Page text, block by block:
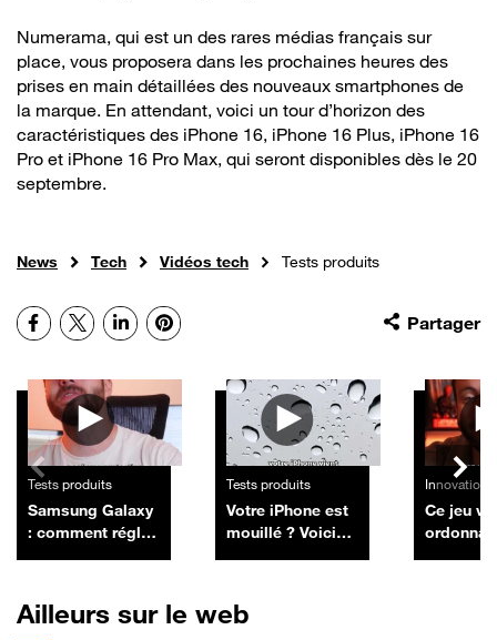
Numerama, qui est un des rares médias français sur
place, vous proposera dans les prochaines heures des
prises en main détaillées des nouveaux smartphones de
la marque. En attendant, voici un tour d’horizon des
caractéristiques des iPhone 16, iPhone 16 Plus, iPhone 16
Pro et iPhone 16 Pro Max, qui seront disponibles dès le 20
septembre.
News Tech Vidéos tech Tests produits
Partager
Facebook
X LinkedInPinterest
Autres vidéos
Tests produits
Samsung Galaxy
: comment régler
protection
Tests produits
Votre iPhone est
mouillé ? Voici
Innovation
Ce jeu
Ailleurs sur le web